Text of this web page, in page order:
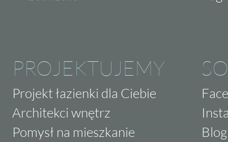
PROJEKTUJEMY
Projekt łazienki dla Ciebie
Architekci wnętrz
Pomysł na mieszkanie
Blog